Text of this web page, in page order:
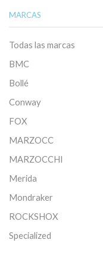
MARCAS
Todas las marcas
BMC
Bollé
Conway
FOX
MARZOCC
MARZOCCHI
Merida
Mondraker
ROCKSHOX
Specialized